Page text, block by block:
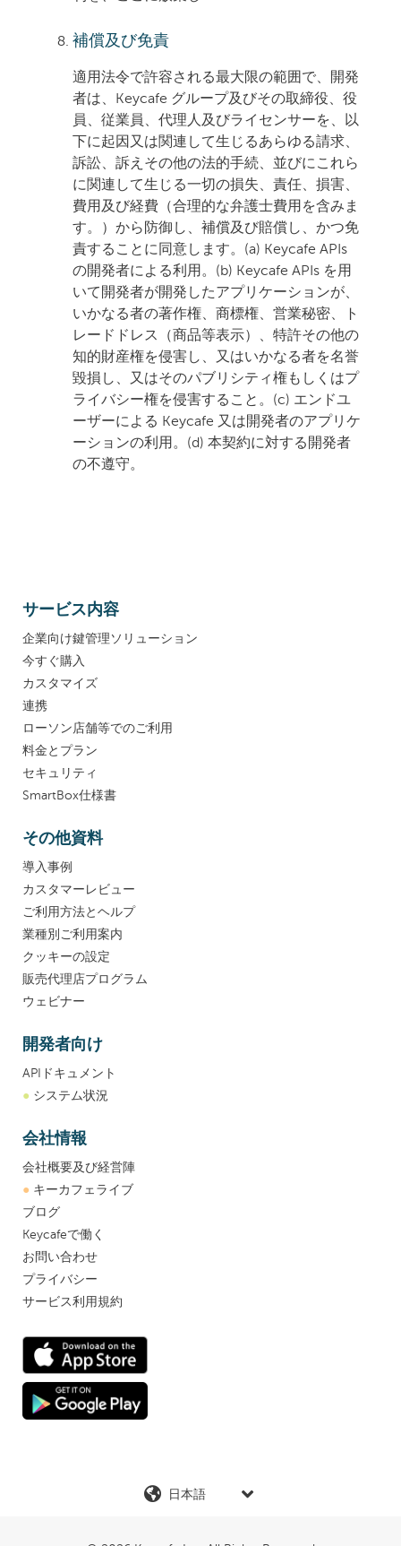
補償及び免責
適用法令で許容される最大限の範囲で、開発
者は、Keycafe グループ及びその取締役、役
員、従業員、代理人及びライセンサーを、以
下に起因又は関連して生じるあらゆる請求、
訴訟、訴えその他の法的手続、並びにこれら
に関連して生じる一切の損失、責任、損害、
費用及び経費（合理的な弁護士費用を含みま
す。）から防御し、補償及び賠償し、かつ免
責することに同意します。(a) Keycafe APIs
の開発者による利用。(b) Keycafe APIs を用
いて開発者が開発したアプリケーションが、
いかなる者の著作権、商標権、営業秘密、ト
レードドレス（商品等表示）、特許その他の
知的財産権を侵害し、又はいかなる者を名誉
毀損し、又はそのパブリシティ権もしくはプ
ライバシー権を侵害すること。(c) エンドユ
ーザーによる Keycafe 又は開発者のアプリケ
ーションの利用。(d) 本契約に対する開発者
の不遵守。
サービス内容
企業向け鍵管理ソリューション
今すぐ購入
カスタマイズ
連携
ローソン店舗等でのご利用
料金とプラン
セキュリティ
SmartBox仕様書
その他資料
導入事例
カスタマーレビュー
ご利用方法とヘルプ
業種別ご利用案内
クッキーの設定
販売代理店プログラム
ウェビナー
開発者向け
APIドキュメント
● システム状況
会社情報
会社概要及び経営陣
● キーカフェライブ
ブログ
Keycafeで働く
お問い合わせ
プライバシー
サービス利用規約
言